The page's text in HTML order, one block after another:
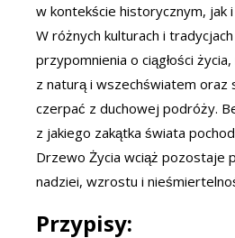
w kontekście historycznym, jak i
W różnych kulturach i
przypomnienia o ciągłości
z naturą i wszechświatem oraz
czerpać z duchowej podróży.
z jakiego zakątka świata
Drzewo Życia wciąż pozostaje
nadziei, wzrostu i
Przypisy: